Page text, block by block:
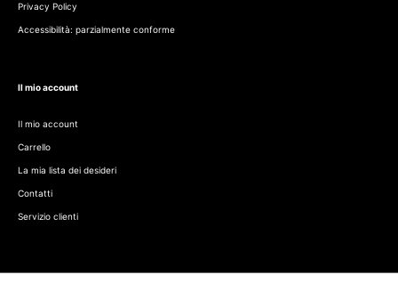
Privacy Policy
Accessibilità: parzialmente conforme
Il mio account
Il mio account
Carrello
La mia lista dei desideri
Contatti
Servizio clienti